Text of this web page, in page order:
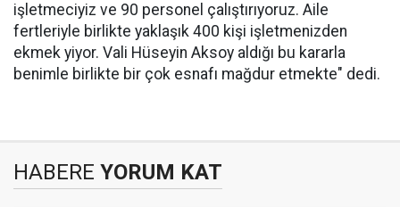
işletmeciyiz ve 90 personel çalıştırıyoruz. Aile
fertleriyle birlikte yaklaşık 400 kişi işletmenizden
ekmek yiyor. Vali Hüseyin Aksoy aldığı bu kararla
benimle birlikte bir çok esnafı mağdur etmekte" dedi.
HABERE YORUM KAT